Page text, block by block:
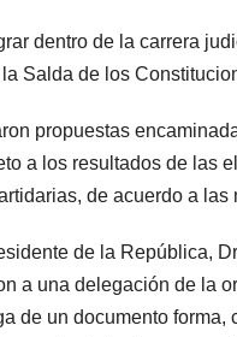
dentro de la carrera
Salda de los
propuestas
a los resultados de las
de acuerdo a las
de la República,
a una delegación de la
de un documento